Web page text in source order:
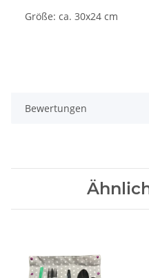
Größe: ca. 30x24 cm
Bewertungen